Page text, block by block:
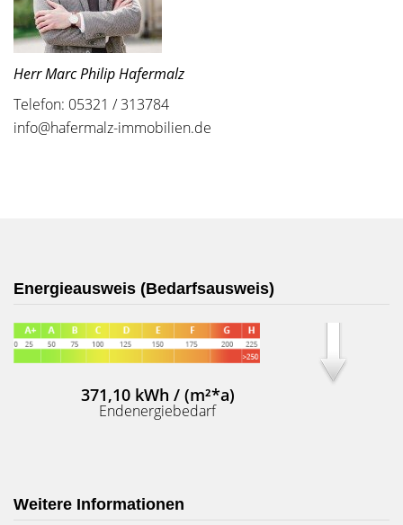
Herr Marc Philip Hafermalz
Telefon: 05321 / 313784
info@hafermalz-immobilien.de
Energieausweis (Bedarfsausweis)
371,10 kWh / (m²*a)
Endenergiebedarf
Weitere Informationen